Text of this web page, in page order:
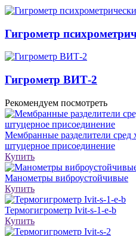
Гигрометр
Гигрометр ВИТ-2
Рекомендуем посмотреть
Мембранные разделители сред
штуцерное присоединение
Купить
Манометры виброустойчивые
Купить
Термогигрометр Ivit-s-1-e-b
Купить